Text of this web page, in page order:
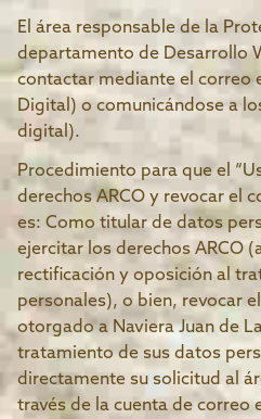
El área responsable de la
departamento de Desarrollo
contactar mediante el correo
Digital) o comunicándose a
digital).
Procedimiento para que el
derechos ARCO y revocar el
es: Como titular de datos
ejercitar los derechos ARCO
rectificación y oposición al
personales), o bien, revocar
otorgado a Naviera Juan de
tratamiento de sus datos
directamente su solicitud al
través de la cuenta de correo